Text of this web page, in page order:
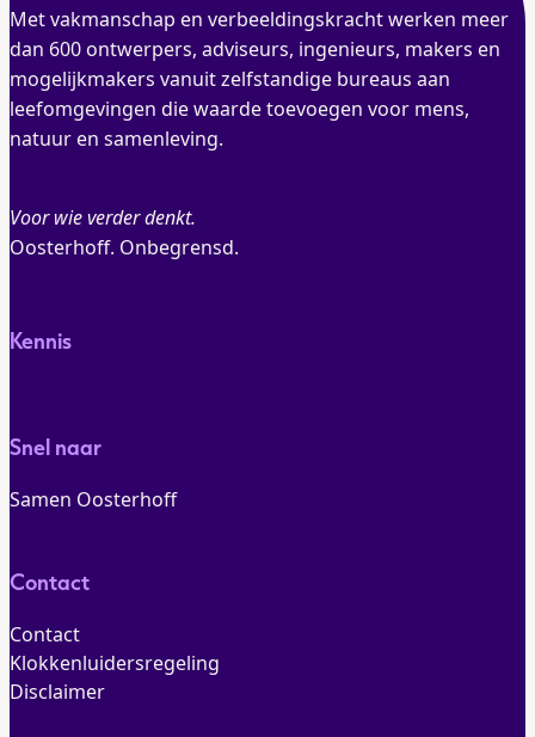
Met vakmanschap en verbeeldingskracht werken meer
dan 600 ontwerpers, adviseurs, ingenieurs, makers en
mogelijkmakers vanuit zelfstandige bureaus aan
leefomgevingen die waarde toevoegen voor mens,
natuur en samenleving.
Voor wie verder denkt.
Oosterhoff. Onbegrensd.
Kennis
Snel naar
Samen Oosterhoff
Contact
Contact
Klokkenluidersregeling
Disclaimer